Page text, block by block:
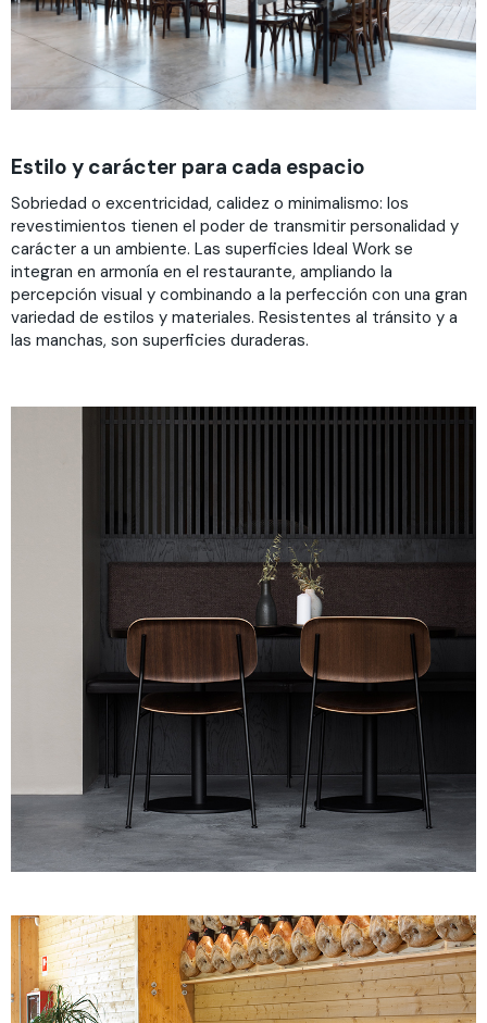
Estilo y carácter para cada espacio
Sobriedad o excentricidad, calidez o minimalismo: los
revestimientos tienen el poder de transmitir personalidad y
carácter a un ambiente. Las superficies Ideal Work se
integran en armonía en el restaurante, ampliando la
percepción visual y combinando a la perfección con una gran
variedad de estilos y materiales. Resistentes al tránsito y a
las manchas, son superficies duraderas.